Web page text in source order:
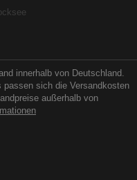
innerhalb von Deutschland.
passen sich die Versandkosten
außerhalb von